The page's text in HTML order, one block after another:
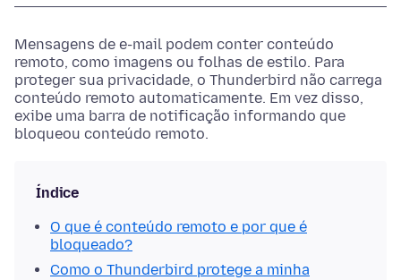
Mensagens de e-mail podem conter conteúdo
remoto, como imagens ou folhas de estilo. Para
proteger sua privacidade, o Thunderbird não carrega
conteúdo remoto automaticamente. Em vez disso,
exibe uma barra de notificação informando que
bloqueou conteúdo remoto.
Índice
O que é conteúdo remoto e por que é
bloqueado?
Como o Thunderbird protege a minha